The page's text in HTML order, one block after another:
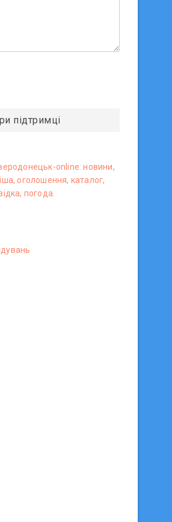
підтримці
online: новини,
оголошення, каталог,
погода.